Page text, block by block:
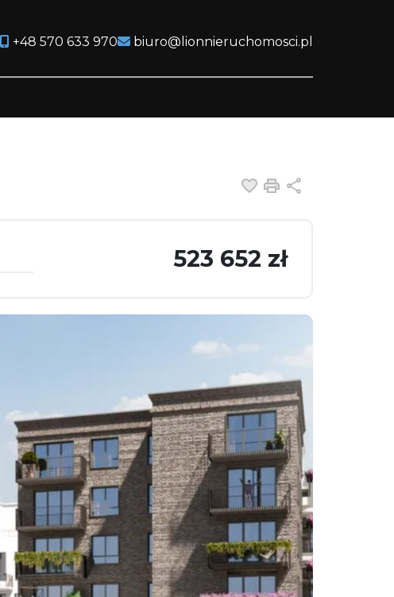
+48 570 633 970 biuro@lionnieruchomosci.pl
Dodaj do
Drukuj
523 652 zł